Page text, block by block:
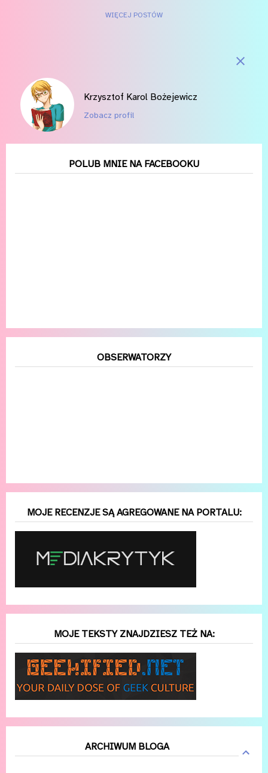
tak wrzucam do sieci (na Letterboxd , Serializd , Backloggd i
takich sześć. Dziś pora na część styczniową.
WIĘCEJ POSTÓW
Krzysztof Karol Bożejewicz
Zobacz profil
POLUB MNIE NA FACEBOOKU
OBSERWATORZY
MOJE RECENZJE SĄ AGREGOWANE NA PORTALU:
MOJE TEKSTY ZNAJDZIESZ TEŻ NA:
ARCHIWUM BLOGA